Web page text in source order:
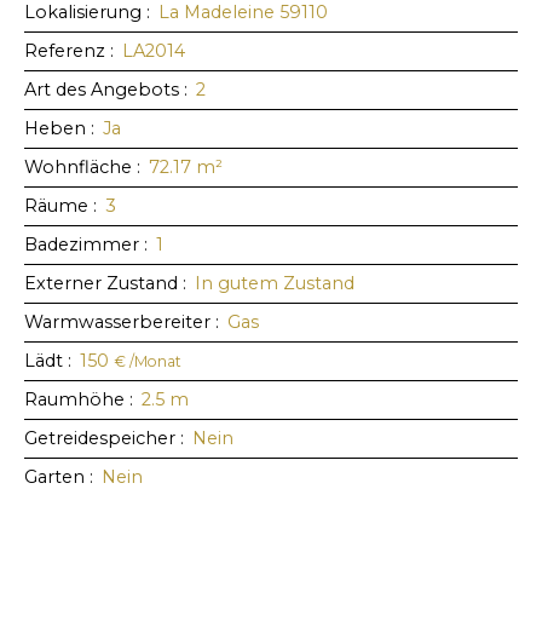
Lokalisierung : La Madeleine 59110
Referenz : LA2014
Art des Angebots : 2
Heben : Ja
Wohnfläche : 72.17 m²
Räume : 3
Badezimmer : 1
Externer Zustand : In gutem Zustand
Warmwasserbereiter : Gas
Lädt : 150 € /Monat
Raumhöhe : 2.5 m
Getreidespeicher : Nein
Garten : Nein